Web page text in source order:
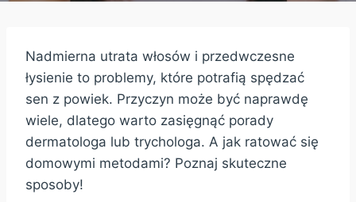
Nadmierna utrata włosów i przedwczesne
łysienie to problemy, które potrafią spędzać
sen z powiek. Przyczyn może być naprawdę
wiele, dlatego warto zasięgnąć porady
dermatologa lub trychologa. A jak ratować się
domowymi metodami? Poznaj skuteczne
sposoby!